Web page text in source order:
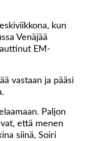
kun
Venäjää
EM-
vastaan ja pääsi
Paljon
että menen
siinä, Soiri